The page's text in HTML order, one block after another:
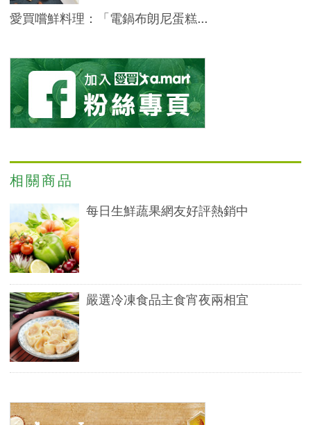
愛買嚐鮮料理：「電鍋布朗尼蛋糕...
相關商品
每日生鮮蔬果網友好評熱銷中
嚴選冷凍食品主食宵夜兩相宜